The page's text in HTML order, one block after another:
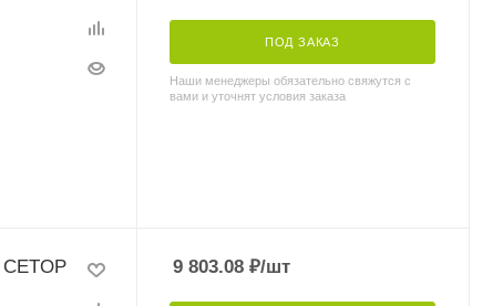
ПОД ЗАКАЗ
Наши менеджеры обязательно свяжутся с
вами и уточнят условия заказа
9 803.08 ₽/шт